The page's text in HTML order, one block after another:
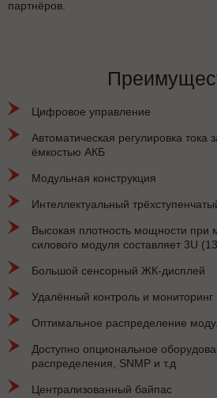
партнёров.
Цифровое управление
Автоматическая регулировка тока
ёмкостью АКБ
Модульная конструкция
Интеллектуальный
Высокая плотность мощности при
силового модуля составляет 3U
Большой сенсорный ЖК-дисплей
Удалённый контроль и мониторинг
Оптимальное распределение
Доступно опциональное
распределения, SNMP и т.д
Централизованный байпас